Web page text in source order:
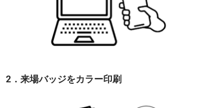
2．来場バッジをカラー印刷